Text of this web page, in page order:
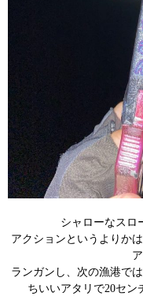
シャローなスロ
アクションというよりか
ランガンし、次の漁港で
ちいいアタリで20セン